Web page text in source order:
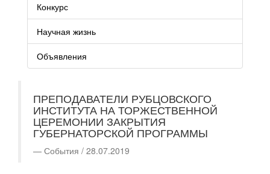
Конкурс
Научная жизнь
Объявления
ПРЕПОДАВАТЕЛИ РУБЦОВСКОГО
ИНСТИТУТА НА ТОРЖЕСТВЕННОЙ
ЦЕРЕМОНИИ ЗАКРЫТИЯ
ГУБЕРНАТОРСКОЙ ПРОГРАММЫ
События / 28.07.2019